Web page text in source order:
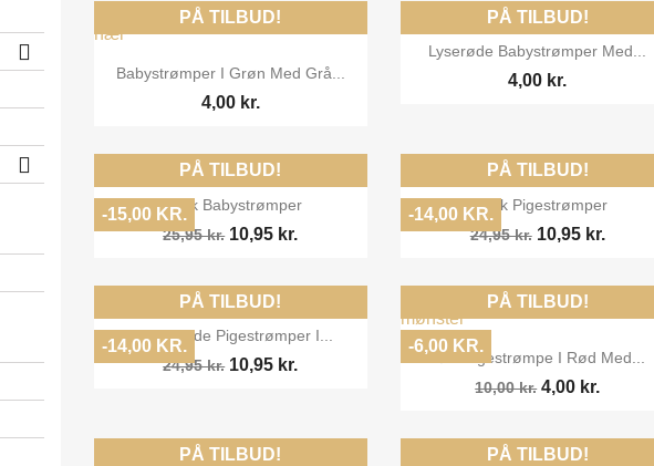


 Vis her
Babystrømper I Grøn Med Grå...
4,00 kr.
PÅ TILBUD!
 Vis her
Lyserøde Babystrømper Med...
4,00 kr.
PÅ TILBUD!
 Vis her
3 Pak Babystrømper
25,95 kr. 10,95 kr.
PÅ TILBUD!
-15,00 KR.  Vis her
3 Pak Pigestrømper
24,95 kr. 10,95 kr.
PÅ TILBUD!
-14,00 KR.
 Vis her
Rød / Hvide Pigestrømper I...
24,95 kr. 10,95 kr.
PÅ TILBUD!
-14,00 KR.  Vis her
Sød Pigestrømpe I Rød Med...
10,00 kr. 4,00 kr.
PÅ TILBUD!
-6,00 KR.
PÅ TILBUD! PÅ TILBUD!